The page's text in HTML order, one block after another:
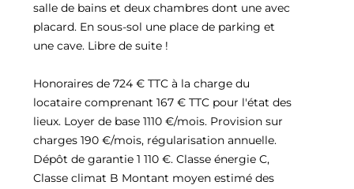
salle de bains et deux chambres dont une avec
placard. En sous-sol une place de parking et
une cave. Libre de suite !
Honoraires de 724 € TTC à la charge du
locataire comprenant 167 € TTC pour l'état des
lieux. Loyer de base 1110 €/mois. Provision sur
charges 190 €/mois, régularisation annuelle.
Dépôt de garantie 1 110 €. Classe énergie C,
Classe climat B Montant moyen estimé des